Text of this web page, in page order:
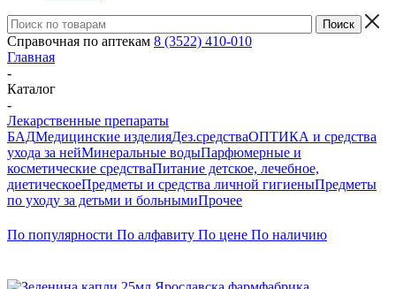
Справочная по аптекам 8 (3522) 410-010
Главная
-
Каталог
-
Лекарственные препараты
БАДМедицинские изделияДез.средстваОПТИКА и средства
ухода за нейМинеральные водыПарфюмерные и
косметические средстваПитание детское, лечебное,
диетическоеПредметы и средства личной гигиеныПредметы
по уходу за детьми и больнымиПрочее
По популярности По алфавиту По цене По наличию